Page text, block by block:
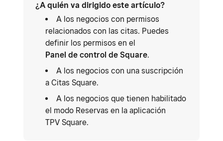
¿A quién va dirigido este artículo?
A los negocios con permisos
relacionados con las citas. Puedes
definir los permisos en el
Panel de control de Square.
A los negocios con una suscripción
a Citas Square.
A los negocios que tienen habilitado
el modo Reservas en la aplicación
TPV Square.